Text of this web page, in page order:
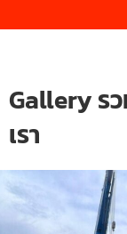
Gallery ร
เรา